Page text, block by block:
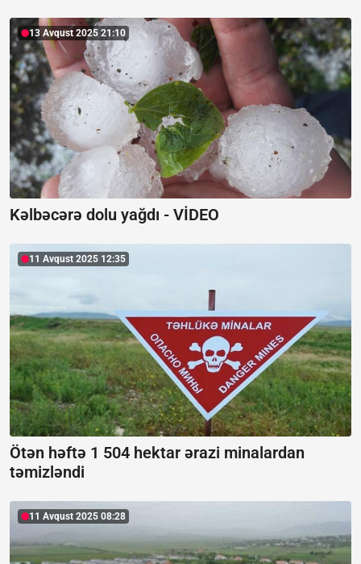
13 Avqust 2025 21:10
Kəlbəcərə dolu yağdı - VİDEO
11 Avqust 2025 12:35
Ötən həftə 1 504 hektar ərazi minalardan
təmizləndi
11 Avqust 2025 08:28